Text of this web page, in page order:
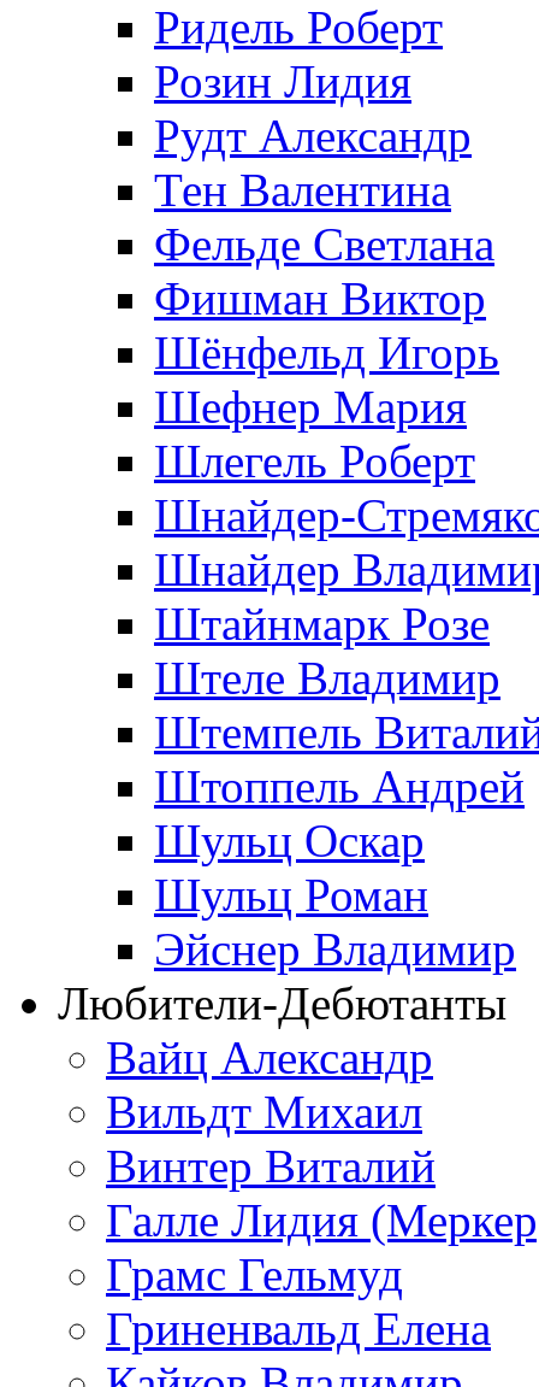
Ридель Роберт
Розин Лидия
Рудт Александр
Тен Валентина
Фельде Светлана
Фишман Виктор
Шёнфельд Игорь
Шефнер Мария
Шлегель Роберт
Шнайдер-
Шнайдер
Штайнмарк Розe
Штеле Владимир
Штемпель
Штоппель Андрей
Шульц Оскар
Шульц Роман
Эйснер Владимир
Любители-Дебютанты
Вайц Александр
Вильдт Михаил
Винтер Виталий
Галле Лидия
Грамс Гельмуд
Гриненвальд Елена